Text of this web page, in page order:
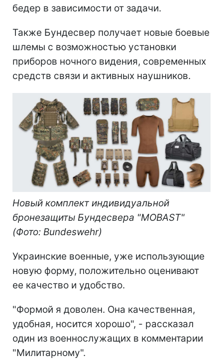
бедер в зависимости от задачи.
Также Бундесвер получает новые боевые
шлемы с возможностью установки
приборов ночного видения, современных
средств связи и активных наушников.
Новый комплект индивидуальной
бронезащиты Бундесвера "MOBAST"
(Фото: Bundeswehr)
Украинские военные, уже использующие
новую форму, положительно оценивают
ее качество и удобство.
"Формой я доволен. Она качественная,
удобная, носится хорошо", - рассказал
один из военнослужащих в комментарии
"Милитарному".